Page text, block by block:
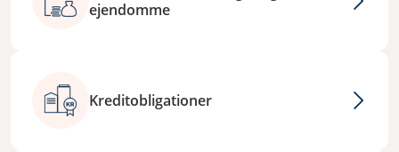
ejendomme
Kreditobligationer